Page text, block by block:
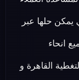
يمكن حلها عبر
انحاء
القاهرة و